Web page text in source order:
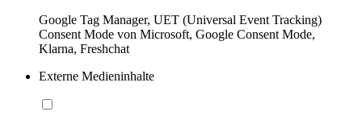
Google Tag Manager, UET (Universal Event Tracking)
Consent Mode von Microsoft, Google Consent Mode,
Klarna, Freshchat
Externe Medieninhalte